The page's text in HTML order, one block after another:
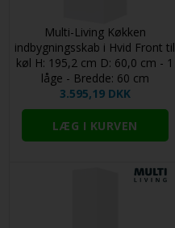
Multi-Living Køkken
indbygningsskab i Hvid Front til
køl H: 195,2 cm D: 60,0 cm - 1
låge - Bredde: 60 cm
3.595,19 DKK